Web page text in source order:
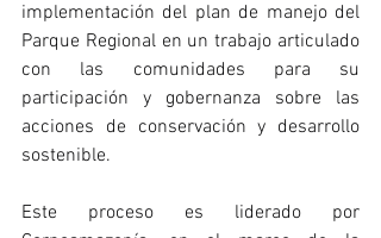
implementación del plan de manejo del
Parque Regional en un trabajo articulado
con las comunidades para su
participación y gobernanza sobre las
acciones de conservación y desarrollo
sostenible.
Este proceso es liderado por